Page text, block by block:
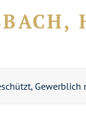
Gewerblich